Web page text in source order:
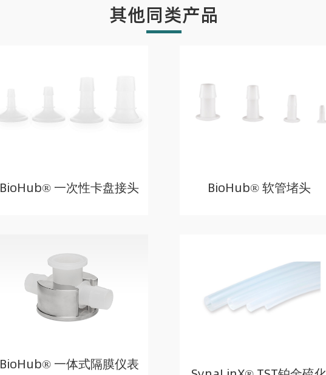
其他同类产品
BioHub® 一次性卡盘接头 BioHub® 软管堵头
BioHub® 一体式隔膜仪表